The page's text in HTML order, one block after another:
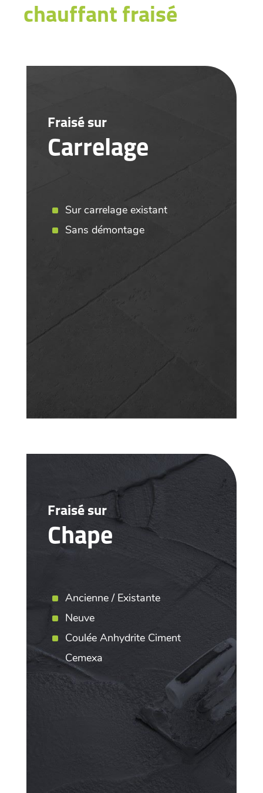
chauffant fraisé
Fraisé sur
Carrelage
Sur carrelage existant
Sans démontage
Fraisé sur
Chape
Ancienne / Existante
Neuve
Coulée Anhydrite Ciment
Cemexa